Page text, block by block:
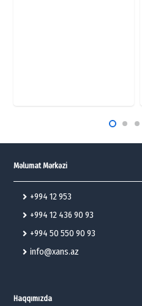
Məlumat Mərkəzi
+994 12 953
+994 12 436 90 93
+994 50 550 90 93
info@xans.az
Haqqımızda